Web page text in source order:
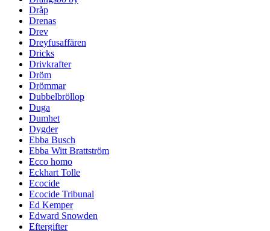
Dråp
Drenas
Drev
Dreyfusaffären
Dricks
Drivkrafter
Dröm
Drömmar
Dubbelbröllop
Duga
Dumhet
Dygder
Ebba Busch
Ebba Witt Brattström
Ecco homo
Eckhart Tolle
Ecocide
Ecocide Tribunal
Ed Kemper
Edward Snowden
Eftergifter